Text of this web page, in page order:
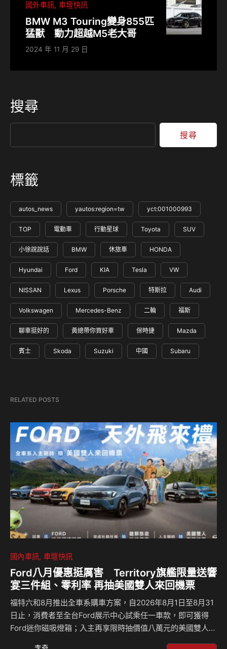
國外車訊 車壇快訊
BMW M3 Touring變身855匹
猛獸 動力超越M5老大哥
2024 年 11 月 29 日
搜尋
搜尋
標籤
autos_news yautos:region=tw yct:001000993
TOP 電動車 行動星球 Toyota SUV
小徐說說話 BMW 休旅車 HONDA
Hyundai Ford KIA Tesla VW
NISSAN Lexus Porsche 特斯拉 Audi
Volkswagen Mercedes-Benz 二輪 福斯
聊車挺好的 黃總帶你買好車 保時捷 Mazda
賓士 Skoda Suzuki 中國 Subaru
RELATED POSTS
國內車訊 車壇快訊
Ford八月優惠挺厲害 Territory旗艦限量送響
宴三件組、零利率 再抽美國雙人來回機票
福特六和8月推出全車系購車方案，自2026年8月1日至8月31
日止，消費者至全台Ford展示中心試乘任一車款，即可獲得
Ford迷你磁吸燈箱；入主再享限時抽價值八萬元的美國雙人來